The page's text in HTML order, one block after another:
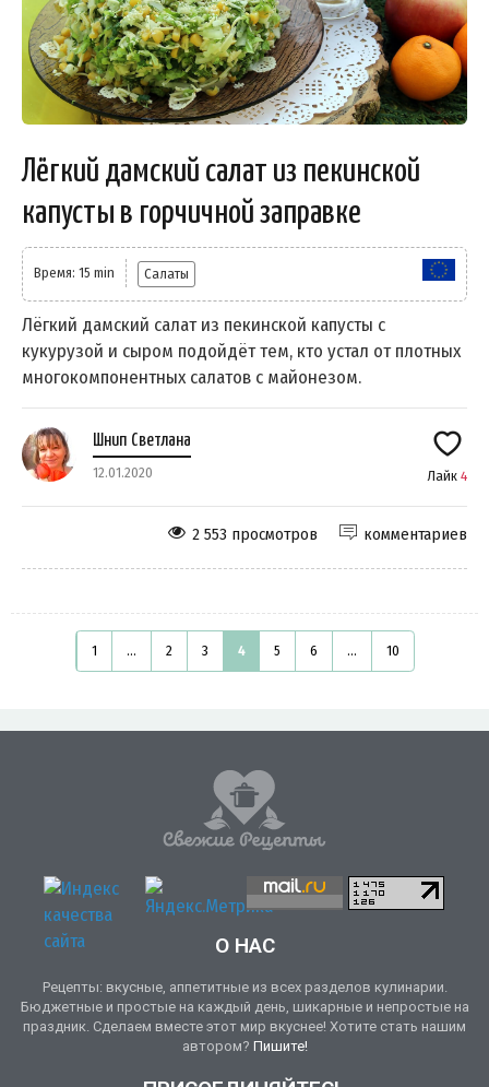
Лёгкий дамский салат из пекинской
капусты в горчичной заправке
Время: 15 min Салаты
Лёгкий дамский салат из пекинской капусты с
кукурузой и сыром подойдёт тем, кто устал от плотных
многокомпонентных салатов с майонезом.
Шнип Светлана
12.01.2020 Лайк 4
комментариев
2 553 просмотров
1 ... 2 3 4 5 6 ... 10
О НАС
Рецепты: вкусные, аппетитные из всех разделов кулинарии.
Бюджетные и простые на каждый день, шикарные и непростые на
праздник. Сделаем вместе этот мир вкуснее! Хотите стать нашим
автором? Пишите!